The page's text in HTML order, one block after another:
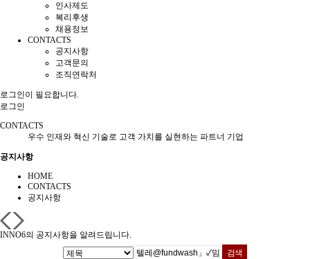
인사제도
복리후생
채용정보
CONTACTS
공지사항
고객문의
조직연락처
로그인이 필요합니다.
로그인
CONTACTS
우수 인재와 혁신 기술로 고객 가치를 실현하는 파트너 기업
공지사항
HOME
CONTACTS
공지사항
INNO6의 공지사항을 알려드립니다.